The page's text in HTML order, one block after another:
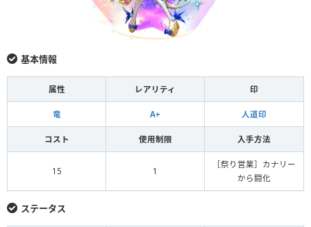
基本情報
属性 レアリティ 印
竜 A+ 人道印
コスト 使用制限 入手方法
15 1
［祭り営業］カナリー
から闘化
ステータス